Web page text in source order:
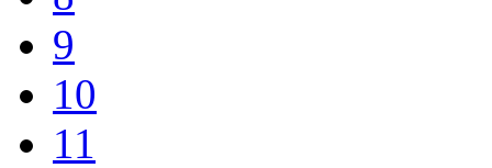
9
10
11